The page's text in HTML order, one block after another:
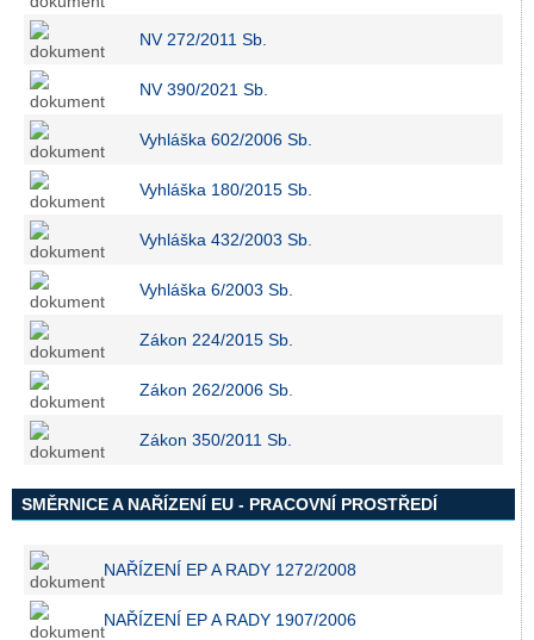
NV 272/2011 Sb.
NV 390/2021 Sb.
Vyhláška 602/2006 Sb.
Vyhláška 180/2015 Sb.
Vyhláška 432/2003 Sb
Vyhláška 6/2003 Sb.
Zákon 224/2015 Sb.
Zákon 262/2006 Sb
Zákon 350/2011 Sb.
SMĚRNICE A NAŘÍZENÍ EU - PRACOVNÍ PROSTŘEDÍ
NAŘÍZENÍ EP A RADY 1272/2008
NAŘÍZENÍ EP A RADY 1907/2006